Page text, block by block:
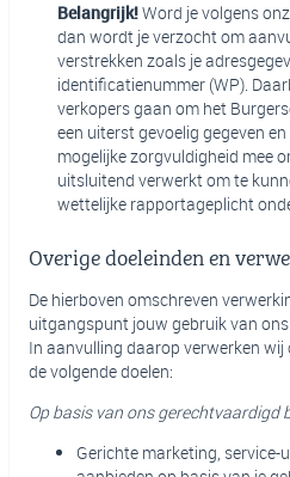
Belangrijk!Word je volgens
dan wordt je verzocht om
verstrekken zoals je
identificatienummer (WP).
verkopers gaan om het
een uiterst gevoelig gegeven
mogelijke zorgvuldigheid mee
uitsluitend verwerkt om te
wettelijke rapportageplicht
Overige doeleinden en
De hierboven omschreven
uitgangspunt jouw gebruik van
In aanvulling daarop verwerken
de volgende doelen:
Op basis van ons gerechtvaardigd
Gerichte marketing, service-